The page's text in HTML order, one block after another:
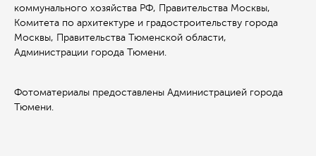
коммунального хозяйства РФ, Правительства Москвы,
Комитета по архитектуре и градостроительству города
Москвы, Правительства Тюменской области,
Администрации города Тюмени.
Фотоматериалы предоставлены Администрацией города
Тюмени.